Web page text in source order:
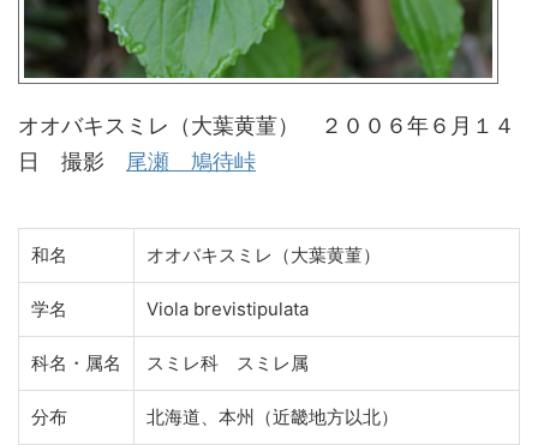
オオバキスミレ（大葉黄菫） ２００６年６月１４
日 撮影 尾瀬 鳩待峠
和名 オオバキスミレ（大葉黄菫）
学名 Viola brevistipulata
科名・属名 スミレ科 スミレ属
分布 北海道、本州（近畿地方以北）